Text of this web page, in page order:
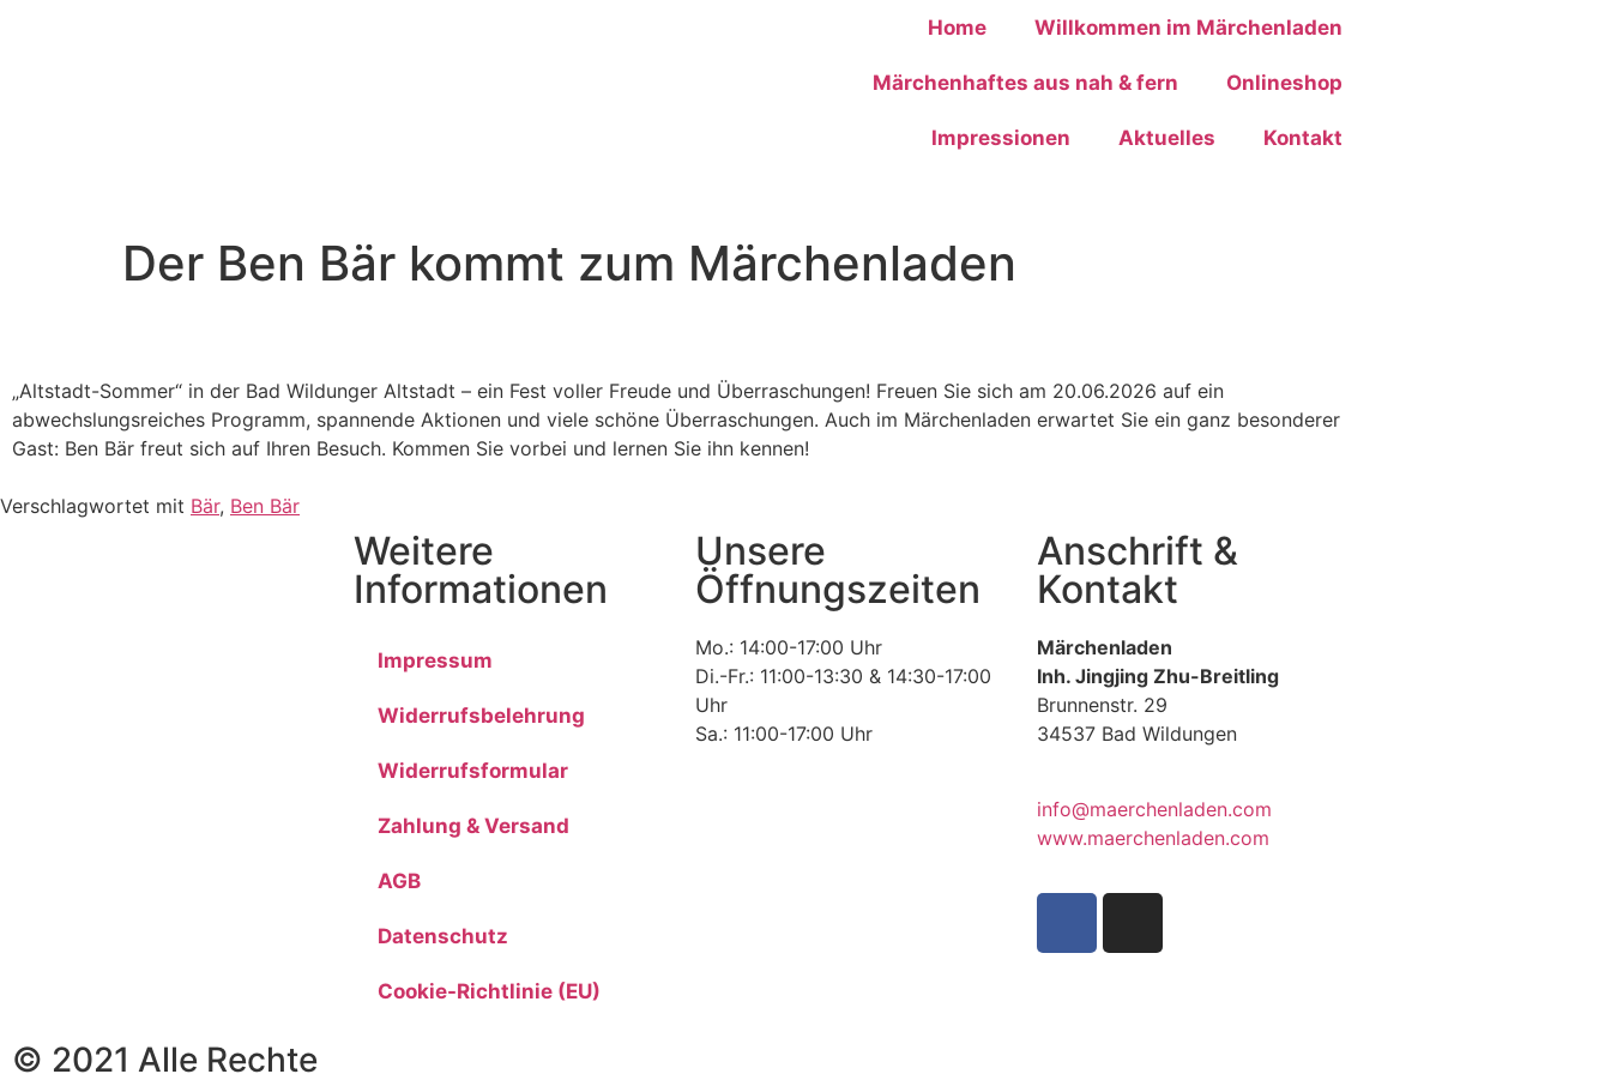
Home Willkommen im Märchenladen
Märchenhaftes aus nah & fern Onlineshop
Impressionen Aktuelles Kontakt
Der Ben Bär kommt zum Märchenladen
„Altstadt-Sommer“ in der Bad Wildunger Altstadt – ein Fest voller Freude und Überraschungen! Freuen Sie sich am 20.06.2026 auf ein
abwechslungsreiches Programm, spannende Aktionen und viele schöne Überraschungen. Auch im Märchenladen erwartet Sie ein ganz besonderer
Gast: Ben Bär freut sich auf Ihren Besuch. Kommen Sie vorbei und lernen Sie ihn kennen!
Verschlagwortet mit Bär, Ben Bär
Weitere
Informationen
Impressum
Widerrufsbelehrung
Widerrufsformular
Zahlung & Versand
AGB
Datenschutz
Cookie-Richtlinie (EU)
Unsere
Öffnungszeiten
Mo.: 14:00-17:00 Uhr
Di.-Fr.: 11:00-13:30 & 14:30-17:00
Uhr
Sa.: 11:00-17:00 Uhr
Anschrift &
Kontakt
Märchenladen
Inh. Jingjing Zhu-Breitling
Brunnenstr. 29
34537 Bad Wildungen
info@maerchenladen.com
www.maerchenladen.com
© 2021 Alle Rechte